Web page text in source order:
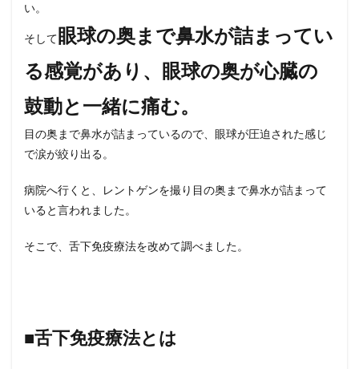
（シ
ュ
い。
そして眼球の奥まで鼻水が詰まってい
る感覚があり、眼球の奥が心臓の
鼓動と一緒に痛む。
目の奥まで鼻水が詰まっているので、眼球が圧迫された感じ
で涙が絞り出る。
病院へ行くと、レントゲンを撮り目の奥まで鼻水が詰まって
いると言われました。
そこで、舌下免疫療法を改めて調べました。
■舌下免疫療法とは